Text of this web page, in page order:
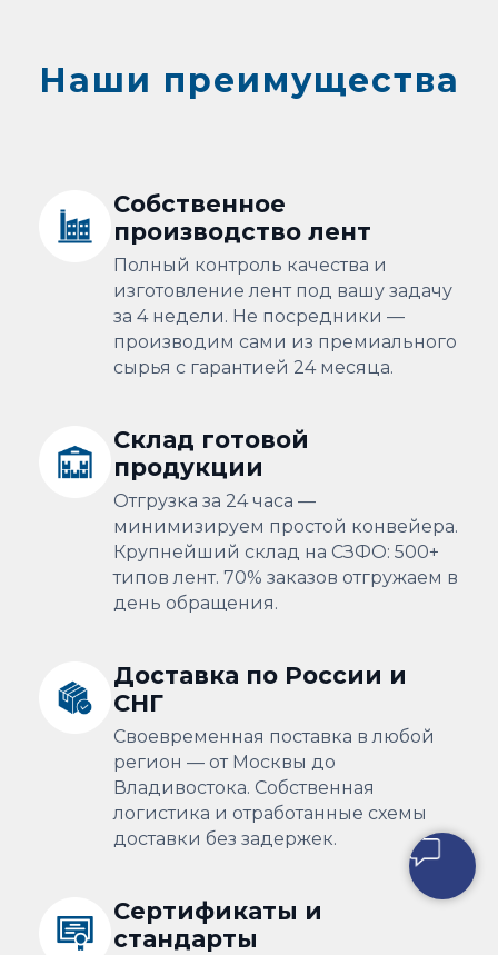
Наши преимущества
Собственное
производство лент
Полный контроль качества и
изготовление лент под вашу задачу
за 4 недели. Не посредники —
производим сами из премиального
сырья с гарантией 24 месяца.
Склад готовой
продукции
Отгрузка за 24 часа —
минимизируем простой конвейера.
Крупнейший склад на СЗФО: 500+
типов лент. 70% заказов отгружаем в
день обращения.
Доставка по России и
СНГ
Своевременная поставка в любой
регион — от Москвы до
Владивостока. Собственная
логистика и отработанные схемы
доставки без задержек.
Сертификаты и
стандарты